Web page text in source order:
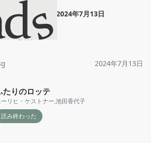
ふたりのロッテ 2024年7月13日
投稿
2024年7月13日
たりのロッテ
ーリヒ・ケストナー,池田香代子
読み終わった